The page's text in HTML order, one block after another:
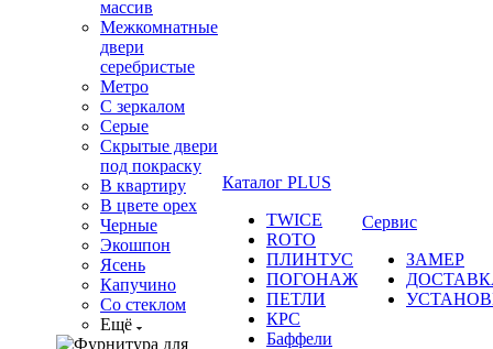
массив
Межкомнатные
двери
серебристые
Метро
С зеркалом
Серые
Скрытые двери
под покраску
В квартиру
В цвете орех
Черные
Экошпон
Ясень
Капучино
Со стеклом
Ещё
Каталог PLUS
TWICE
ROTO
ПЛИНТУС
ПОГОНАЖ
ПЕТЛИ
КРС
Баффели
Сервис
ЗАМЕР